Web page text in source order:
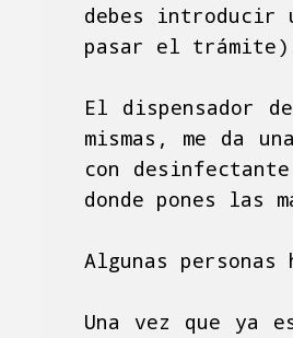
debes introducir
pasar el
El dispensador
mismas, me da
con
donde pones las
Algunas
Una vez que ya